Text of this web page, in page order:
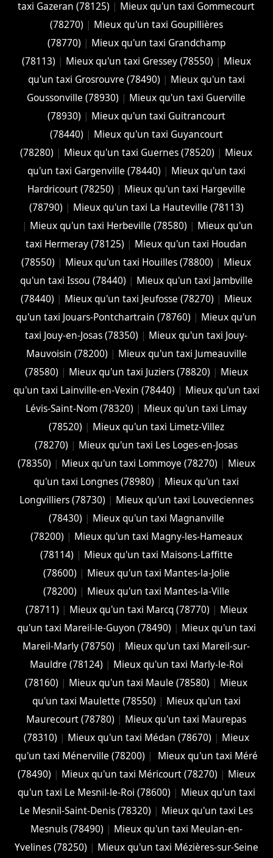
taxi Gazeran (78125) | Mieux qu'un taxi Gommecourt
(78270) | Mieux qu'un taxi Goupillières
(78770) | Mieux qu'un taxi Grandchamp
(78113) | Mieux qu'un taxi Gressey (78550) | Mieux
qu'un taxi Grosrouvre (78490) | Mieux qu'un taxi
Goussonville (78930) | Mieux qu'un taxi Guerville
(78930) | Mieux qu'un taxi Guitrancourt
(78440) | Mieux qu'un taxi Guyancourt
(78280) | Mieux qu'un taxi Guernes (78520) | Mieux
qu'un taxi Gargenville (78440) | Mieux qu'un taxi
Hardricourt (78250) | Mieux qu'un taxi Hargeville
(78790) | Mieux qu'un taxi La Hauteville (78113)
| Mieux qu'un taxi Herbeville (78580) | Mieux qu'un
taxi Hermeray (78125) | Mieux qu'un taxi Houdan
(78550) | Mieux qu'un taxi Houilles (78800) | Mieux
qu'un taxi Issou (78440) | Mieux qu'un taxi Jambville
(78440) | Mieux qu'un taxi Jeufosse (78270) | Mieux
qu'un taxi Jouars-Pontchartrain (78760) | Mieux qu'un
taxi Jouy-en-Josas (78350) | Mieux qu'un taxi Jouy-
Mauvoisin (78200) | Mieux qu'un taxi Jumeauville
(78580) | Mieux qu'un taxi Juziers (78820) | Mieux
qu'un taxi Lainville-en-Vexin (78440) | Mieux qu'un taxi
Lévis-Saint-Nom (78320) | Mieux qu'un taxi Limay
(78520) | Mieux qu'un taxi Limetz-Villez
(78270) | Mieux qu'un taxi Les Loges-en-Josas
(78350) | Mieux qu'un taxi Lommoye (78270) | Mieux
qu'un taxi Longnes (78980) | Mieux qu'un taxi
Longvilliers (78730) | Mieux qu'un taxi Louveciennes
(78430) | Mieux qu'un taxi Magnanville
(78200) | Mieux qu'un taxi Magny-les-Hameaux
(78114) | Mieux qu'un taxi Maisons-Laffitte
(78600) | Mieux qu'un taxi Mantes-la-Jolie
(78200) | Mieux qu'un taxi Mantes-la-Ville
(78711) | Mieux qu'un taxi Marcq (78770) | Mieux
qu'un taxi Mareil-le-Guyon (78490) | Mieux qu'un taxi
Mareil-Marly (78750) | Mieux qu'un taxi Mareil-sur-
Mauldre (78124) | Mieux qu'un taxi Marly-le-Roi
(78160) | Mieux qu'un taxi Maule (78580) | Mieux
qu'un taxi Maulette (78550) | Mieux qu'un taxi
Maurecourt (78780) | Mieux qu'un taxi Maurepas
(78310) | Mieux qu'un taxi Médan (78670) | Mieux
qu'un taxi Ménerville (78200) |
Mieux qu'un taxi Méré
(78490) | Mieux qu'un taxi Méricourt (78270) | Mieux
qu'un taxi Le Mesnil-le-Roi (78600) | Mieux qu'un taxi
Le Mesnil-Saint-Denis (78320) | Mieux qu'un taxi Les
Mesnuls (78490) | Mieux qu'un taxi Meulan-en-
Yvelines (78250) | Mieux qu'un taxi Mézières-sur-Seine